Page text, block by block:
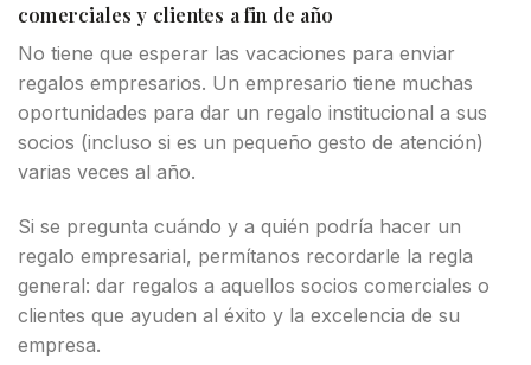
comerciales y clientes a fin de año
No tiene que esperar las vacaciones para enviar
regalos empresarios. Un empresario tiene muchas
oportunidades para dar un regalo institucional a sus
socios (incluso si es un pequeño gesto de atención)
varias veces al año.
Si se pregunta cuándo y a quién podría hacer un
regalo empresarial, permítanos recordarle la regla
general: dar regalos a aquellos socios comerciales o
clientes que ayuden al éxito y la excelencia de su
empresa.